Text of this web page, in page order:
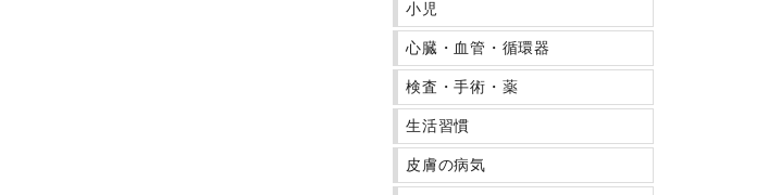
小児
心臓・血管・循環器
検査・手術・薬
生活習慣
皮膚の病気